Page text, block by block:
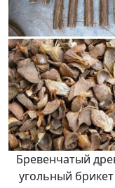
Бревенчатый
угольный